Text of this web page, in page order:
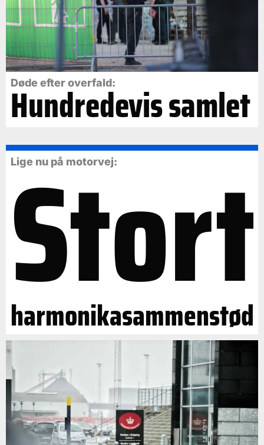
Døde efter overfald:
Hundredevis samlet
Lige nu på motorvej:
Stort
harmonikasammenstød